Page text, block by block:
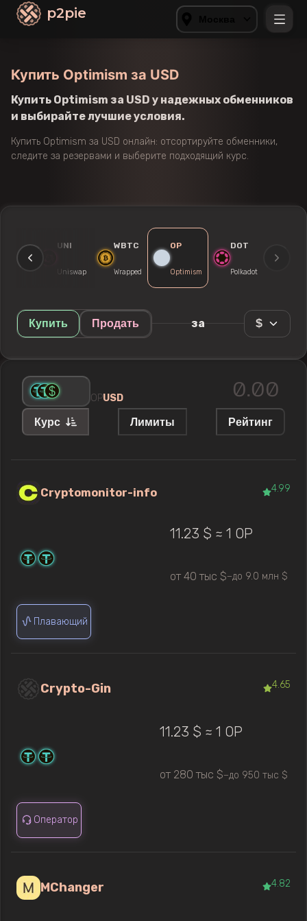
p2pie
Купить Optimism за USD
Купить Optimism за USD у надежных обменников
и выбирайте лучшие условия.
Купить Optimism за USD онлайн: отсортируйте обменники,
следите за резервами и выберите подходящий курс.
MATIC UNI
Uniswap
WBTC
Wrapped
OP
Optimism
DOT
Polkadot
Купить Продать за $
OPUSD
Курс Лимиты Рейтинг
Cryptomonitor-info 4.99
11.23 $ ≈ 1 OP
от 40 тыс $—до 9.0 млн $
Плавающий
Crypto-Gin 4.65
11.23 $ ≈ 1 OP
от 280 тыс $—до 950 тыс $
Оператор
MChanger 4.82